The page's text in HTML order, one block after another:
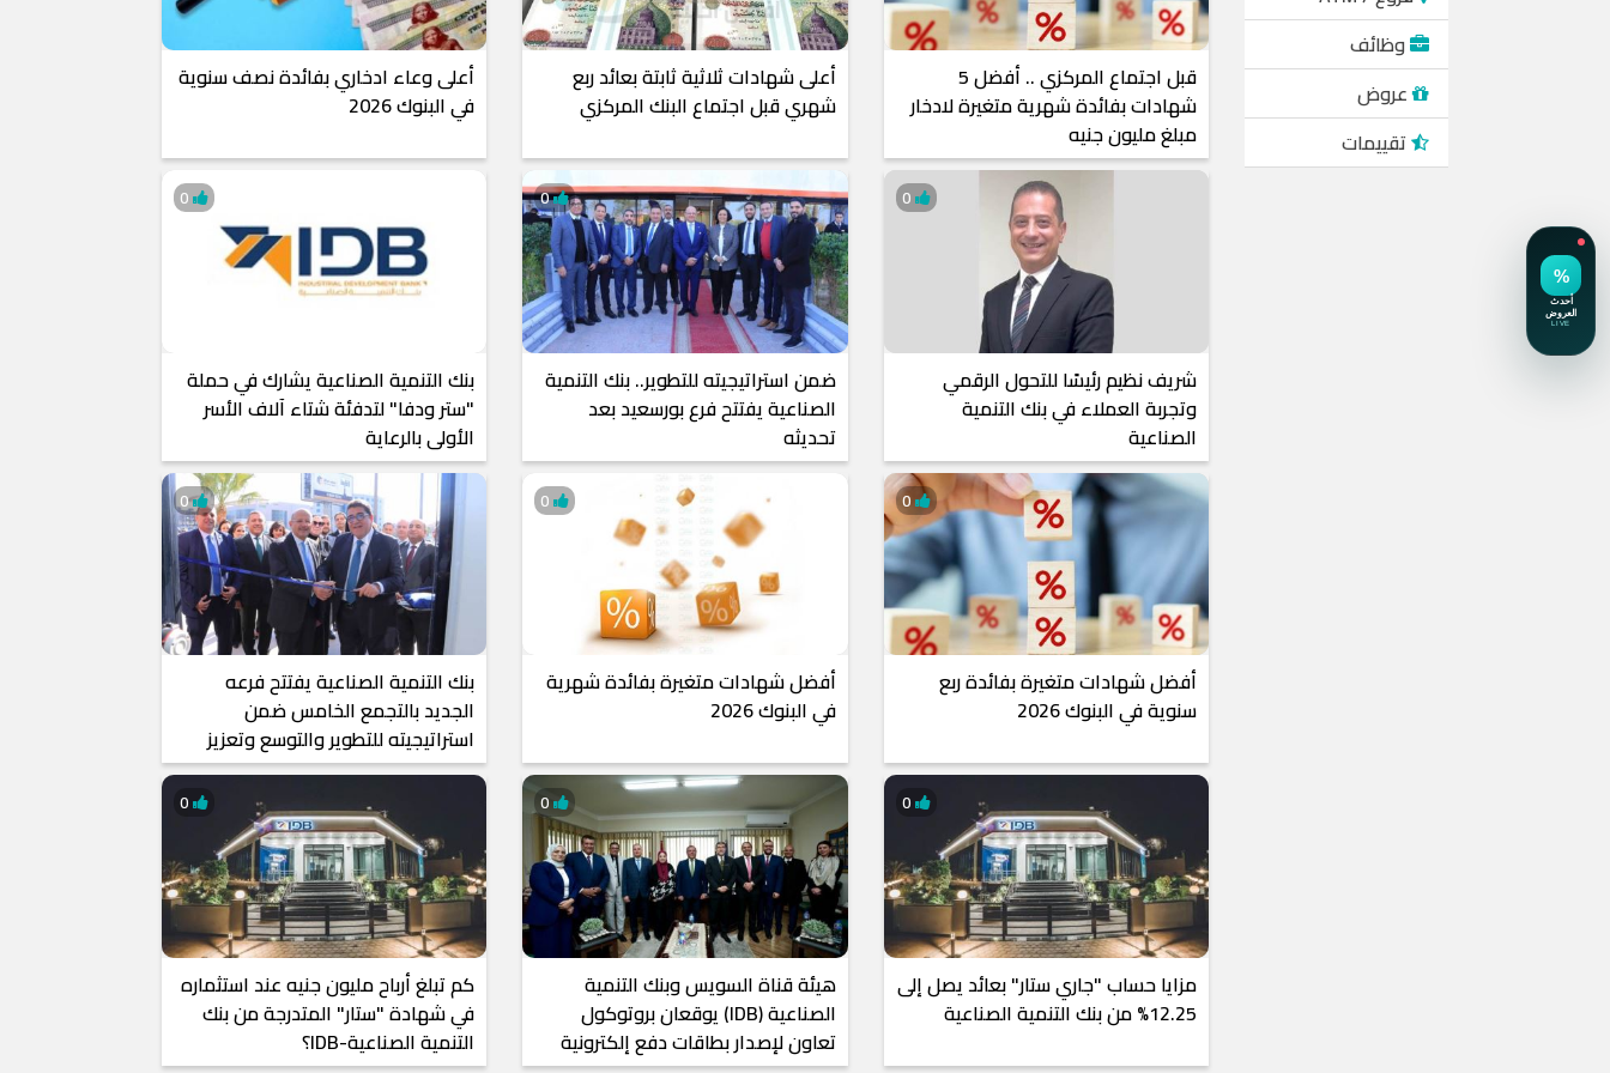
وظائف
عروض
تقييمات
قبل اجتماع المركزي .. أفضل 5
شهادات بفائدة شهرية متغيرة لادخار
مبلغ مليون جنيه
أعلى شهادات ثلاثية ثابتة بعائد ربع
شهري قبل اجتماع البنك المركزي
أعلى وعاء ادخاري بفائدة نصف سنوية
في البنوك 2026
شريف نظيم رئيسًا للتحول الرقمي
وتجربة العملاء في بنك التنمية
الصناعية
ضمن استراتيجيته للتطوير.. بنك التنمية
الصناعية يفتتح فرع بورسعيد بعد
تحديثه
0
بنك التنمية الصناعية يشارك في حملة
"ستر ودفا" لتدفئة شتاء آلاف الأسر
الأولى بالرعاية
0
أفضل شهادات متغيرة بفائدة ربع
سنوية في البنوك 2026
أفضل شهادات متغيرة بفائدة شهرية
في البنوك 2026
0
بنك التنمية الصناعية يفتتح فرعه
الجديد بالتجمع الخامس ضمن
استراتيجيته للتطوير والتوسع وتعزيز
شبكة فروعه
0
مزايا حساب "جاري ستار" بعائد يصل إلى
12.25% من بنك التنمية الصناعية
هيئة قناة السويس وبنك التنمية
الصناعية (IDB) يوقعان بروتوكول
تعاون لإصدار بطاقات دفع إلكترونية
0
كم تبلغ أرباح مليون جنيه عند استثماره
في شهادة "ستار" المتدرجة من بنك
التنمية الصناعية-IDB؟
0